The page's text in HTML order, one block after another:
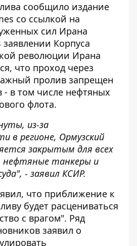
сообщило издание
со ссылкой на
сил Ирана
Корпуса
революции Ирана
что проход через
пролив запрещен
- в том числе нефтяных
флота.
из-за
в регионе, Ормузский
закрытым для всех
нефтяные танкеры и
- заявил КСИР.
что приближение к
будет расцениваться
с врагом". Ряд
заявил о